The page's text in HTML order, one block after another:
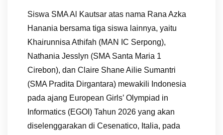
Siswa SMA Al Kautsar atas nama Rana Azka
Hanania bersama tiga siswa lainnya, yaitu
Khairunnisa Athifah (MAN IC Serpong),
Nathania Jesslyn (SMA Santa Maria 1
Cirebon), dan Claire Shane Ailie Sumantri
(SMA Pradita Dirgantara) mewakili Indonesia
pada ajang European Girls’ Olympiad in
Informatics (EGOI) Tahun 2026 yang akan
diselenggarakan di Cesenatico, Italia, pada